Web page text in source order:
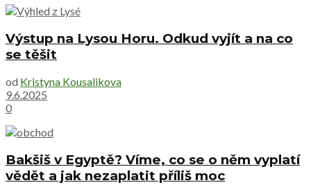
Výstup na Lysou Horu. Odkud vyjít a na co
se těšit
od Kristyna Kousalikova
9.6.2025
0
Bakšiš v Egyptě? Víme, co se o něm vyplatí
vědět a jak nezaplatit příliš moc